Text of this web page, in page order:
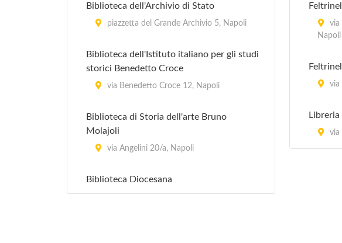
Biblioteca dell'Archivio di Stato
piazzetta del Grande Archivio 5, Napoli
Biblioteca dell'Istituto italiano per gli studi
storici Benedetto Croce
via Benedetto Croce 12, Napoli
Biblioteca di Storia dell'arte Bruno
Molajoli
via Angelini 20/a, Napoli
Biblioteca Diocesana
via
Napoli
via
via